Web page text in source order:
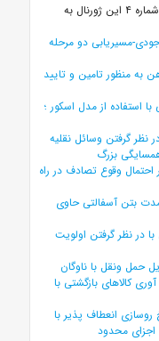
لیست و عناوین مقالات نمایه شده از دوره ۱۱، شماره ۴ این ژورنال به
مسیریابی دو مرحله
به منظور تامین و تایید
استفاده از مدل اسکور ؛
نظر گرفتن وسائل نقلیه
بزرگ
وقوع تصادف در راه
بتن آسفالتی حاوی
در نظر گرفتن اولویت
حمل ونقل با ناوگان
کالاهای بازگشتی با
انعطاف پذیر با